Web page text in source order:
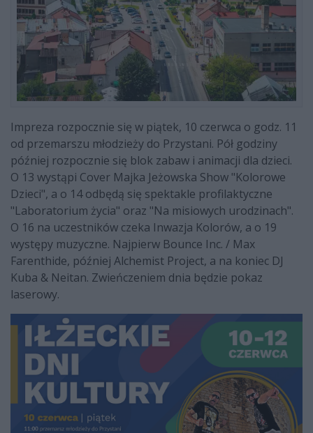
Impreza rozpocznie się w piątek, 10 czerwca o godz. 11
od przemarszu młodzieży do Przystani. Pół godziny
później rozpocznie się blok zabaw i animacji dla dzieci.
O 13 wystąpi Cover Majka Jeżowska Show "Kolorowe
Dzieci", a o 14 odbędą się spektakle profilaktyczne
"Laboratorium życia" oraz "Na misiowych urodzinach".
O 16 na uczestników czeka Inwazja Kolorów, a o 19
występy muzyczne. Najpierw Bounce Inc. / Max
Farenthide, później Alchemist Project, a na koniec DJ
Kuba & Neitan. Zwieńczeniem dnia będzie pokaz
laserowy.